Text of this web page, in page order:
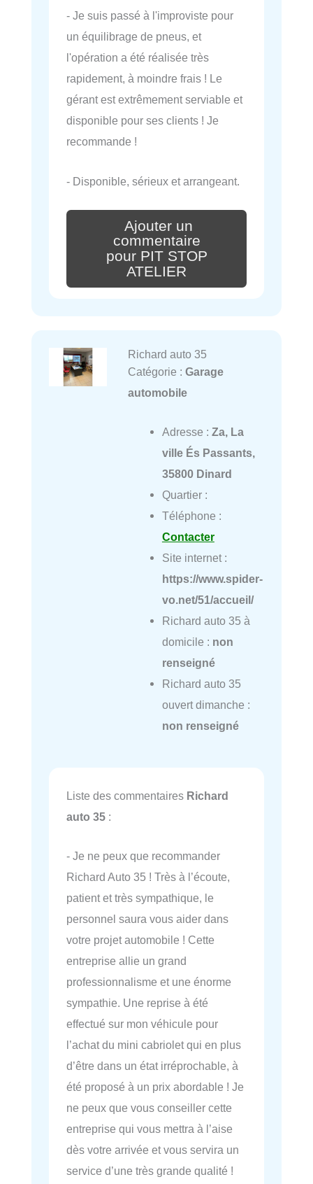
- Je suis passé à l'improviste pour
un équilibrage de pneus, et
l'opération a été réalisée très
rapidement, à moindre frais ! Le
gérant est extrêmement serviable et
disponible pour ses clients ! Je
recommande !
- Disponible, sérieux et arrangeant.
Ajouter un
commentaire
pour PIT STOP
ATELIER
Richard auto 35
Catégorie : Garage
automobile
Adresse : Za, La
ville És Passants,
35800 Dinard
Quartier :
Téléphone :
Contacter
Site internet :
https://www.spider-
vo.net/51/accueil/
Richard auto 35 à
domicile : non
renseigné
Richard auto 35
ouvert dimanche :
non renseigné
Liste des commentaires Richard
auto 35 :
- Je ne peux que recommander
Richard Auto 35 ! Très à l’écoute,
patient et très sympathique, le
personnel saura vous aider dans
votre projet automobile ! Cette
entreprise allie un grand
professionnalisme et une énorme
sympathie. Une reprise à été
effectué sur mon véhicule pour
l’achat du mini cabriolet qui en plus
d’être dans un état irréprochable, à
été proposé à un prix abordable ! Je
ne peux que vous conseiller cette
entreprise qui vous mettra à l’aise
dès votre arrivée et vous servira un
service d’une très grande qualité !